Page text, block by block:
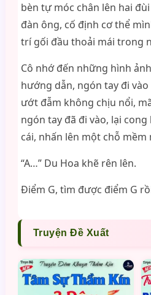
bèn tự móc chân lên hai
đàn ông, cố định cơ thể
trí gối đầu thoải mái trong
Cô nhớ đến những hình
hướng dẫn, ngón tay đi
ướt đẫm không chịu nổi,
ngón tay đã đi vào, lại
cái, nhấn lên một chỗ
“A…” Du Hoa khẽ rên lên.
Điểm G, tìm được điểm G
Truyện Đề Xuất